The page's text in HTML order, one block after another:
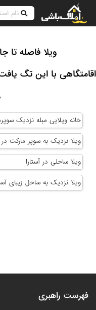
ویلا فاصله تا جاده اصلى
اقامتگاهی با این تگ
خانه ویلایی مبله نزدیک
ویلا نزدیک به سوپر مارکت در
ویلا ساحلی در آستارا
ویلا نزدیک به ساحل زیبای
فهرست راهبری